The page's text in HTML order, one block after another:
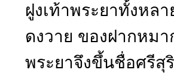
ฝูงเท้าพระยาทั้งหล
ดงวาย ของฝากหม
พระยาจึงขึ้นชื่อศรีสุ